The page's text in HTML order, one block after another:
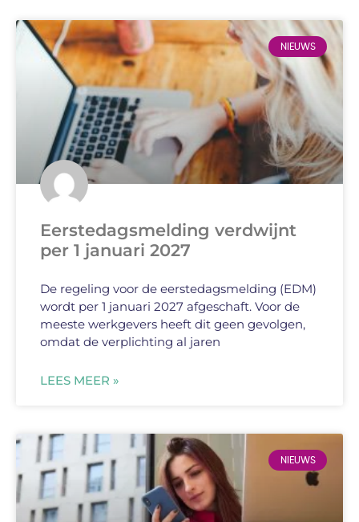
NIEUWS
Eerstedagsmelding verdwijnt
per 1 januari 2027
De regeling voor de eerstedagsmelding (EDM)
wordt per 1 januari 2027 afgeschaft. Voor de
meeste werkgevers heeft dit geen gevolgen,
omdat de verplichting al jaren
LEES MEER »
NIEUWS